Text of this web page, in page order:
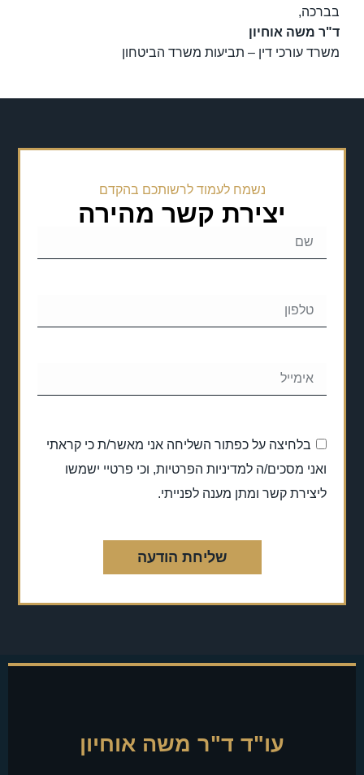
בברכה,
ד"ר משה אוחיון
משרד עורכי דין – תביעות משרד הביטחון
נשמח לעמוד לרשותכם בהקדם
יצירת קשר מהירה
בלחיצה על כפתור השליחה אני מאשר/ת כי קראתי
ואני מסכים/ה למדיניות הפרטיות, וכי פרטיי ישמשו
ליצירת קשר ומתן מענה לפנייתי.
שליחת הודעה
עו"ד ד"ר משה אוחיון